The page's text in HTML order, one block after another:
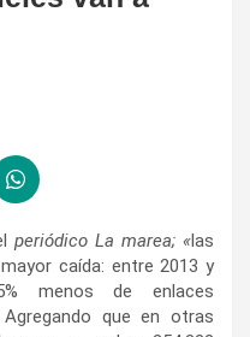
periódico La marea; «las
caída: entre 2013 y
menos de enlaces
que en otras